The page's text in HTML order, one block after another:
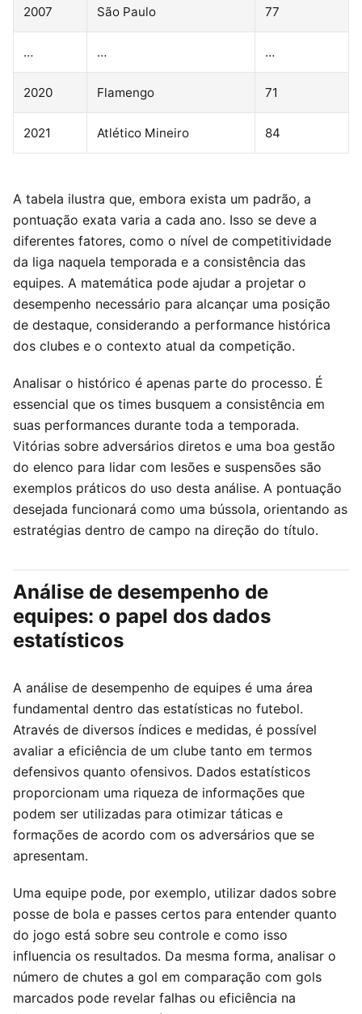
2007 São Paulo 77
… … …
2020 Flamengo 71
2021 Atlético Mineiro 84
A tabela ilustra que, embora exista um padrão, a
pontuação exata varia a cada ano. Isso se deve a
diferentes fatores, como o nível de competitividade
da liga naquela temporada e a consistência das
equipes. A matemática pode ajudar a projetar o
desempenho necessário para alcançar uma posição
de destaque, considerando a performance histórica
dos clubes e o contexto atual da competição.
Analisar o histórico é apenas parte do processo. É
essencial que os times busquem a consistência em
suas performances durante toda a temporada.
Vitórias sobre adversários diretos e uma boa gestão
do elenco para lidar com lesões e suspensões são
exemplos práticos do uso desta análise. A pontuação
desejada funcionará como uma bússola, orientando as
estratégias dentro de campo na direção do título.
Análise de desempenho de
equipes: o papel dos dados
estatísticos
A análise de desempenho de equipes é uma área
fundamental dentro das estatísticas no futebol.
Através de diversos índices e medidas, é possível
avaliar a eficiência de um clube tanto em termos
defensivos quanto ofensivos. Dados estatísticos
proporcionam uma riqueza de informações que
podem ser utilizadas para otimizar táticas e
formações de acordo com os adversários que se
apresentam.
Uma equipe pode, por exemplo, utilizar dados sobre
posse de bola e passes certos para entender quanto
do jogo está sobre seu controle e como isso
influencia os resultados. Da mesma forma, analisar o
número de chutes a gol em comparação com gols
marcados pode revelar falhas ou eficiência na